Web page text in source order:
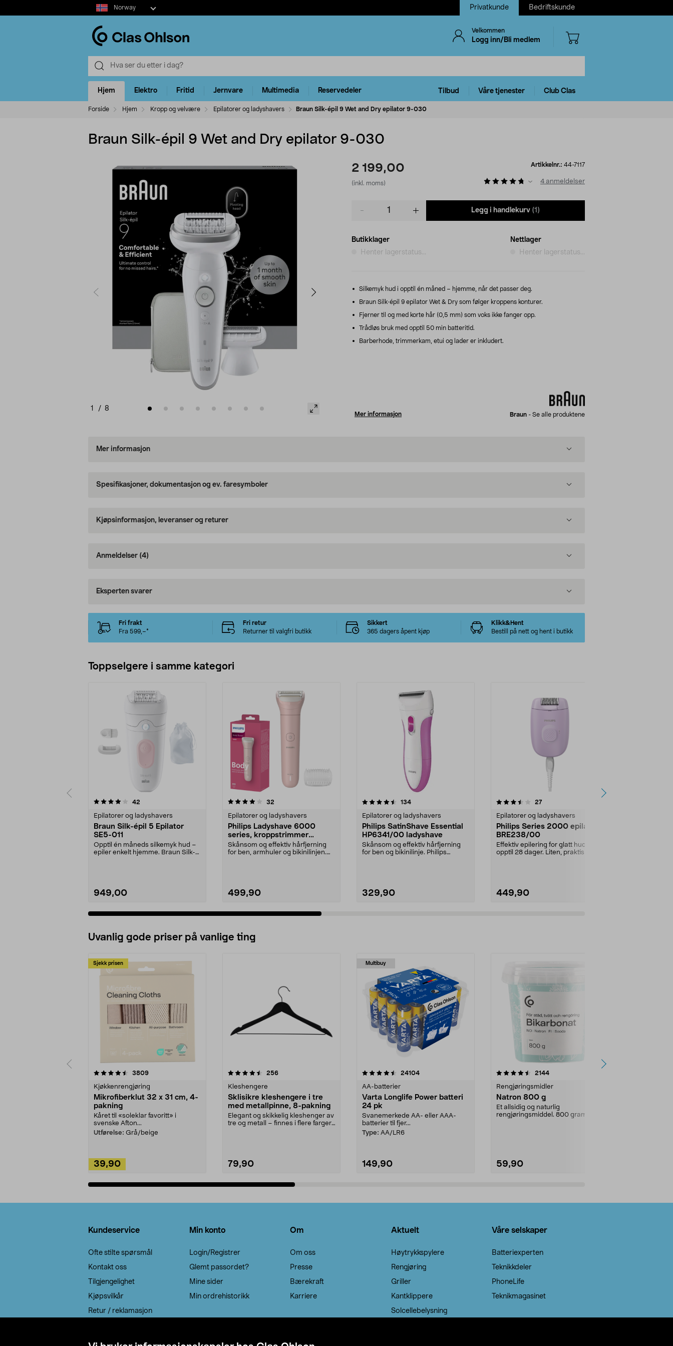
Select
market
Norway Privatkunde Bedriftskunde
Velkommen
Logg inn/Bli medlem
Hjem Elektro Fritid Jernvare Multimedia Reservedeler Tilbud Våre tjenester Club Clas
Forside Hjem Kropp og velvære Epilatorer og ladyshavers Braun Silk-épil 9 Wet and Dry epilator 9-030
Braun Silk-épil 9 Wet and Dry epilator 9-030
1 / 8
2 199,00
(inkl. moms)
Artikkelnr.: 44-7117
4 anmeldelser
Legg i handlekurv (1)
Butikklager
Henter lagerstatus...
Nettlager
Henter lagerstatus...
Silkemyk hud i opptil én måned – hjemme, når det passer deg.
Braun Silk·épil 9 epilator Wet & Dry som følger kroppens konturer.
Fjerner til og med korte hår (0,5 mm) som voks ikke fanger opp.
Trådløs bruk med opptil 50 min batteritid.
Barberhode, trimmerkam, etui og lader er inkludert.
Mer informasjon Braun - Se alle produktene
Mer informasjon
Spesifikasjoner, dokumentasjon og ev. faresymboler
Kjøpsinformasjon, leveranser og returer
Anmeldelser (4)
Eksperten svarer
Fri frakt
Fra 599,–*
Fri retur
Returner til valgfri butikk
Sikkert
365 dagers åpent kjøp
Klikk&Hent
Bestill på nett og hent i butikk
Toppselgere i samme kategori
42
Epilatorer og ladyshavers
Braun Silk-épil 5 Epilator
SE5-011
Opptil én måneds silkemyk hud –
epiler enkelt hjemme. Braun Silk-
949,00
4.0 av 5 stjerner 32
Epilatorer og ladyshavers
Philips Ladyshave 6000
series, kroppstrimmer
BRL128/00
Skånsom og effektiv hårfjerning
for ben, armhuler og bikinilinjen.
499,90
4.5 av 5 stjerner 134anmeldelser
Epilatorer og ladyshavers
Philips SatinShave Essential
HP6341/00 ladyshave
Skånsom og effektiv hårfjerning
for ben og bikinilinje. Philips
329,90
3.5 av 5 stjerner 27anmeldelser
Epilatorer og ladyshavers
Philips Series 2000 epilator
BRE238/00
Effektiv epilering for glatt hud i
opptil 28 dager. Liten, praktisk
449,90
4.0 av 5 stjerner
Uvanlig gode priser på vanlige ting
Sjekk prisen
3809anmeldelser
Kjøkkenrengjøring
Mikrofiberklut 32 x 31 cm, 4-
pakning
Kåret til «soleklar favoritt» i
svenske Afton...
Utførelse: Grå/beige
39,90
4.5av 5 stjerner 256anmeldelser
Kleshengere
Sklisikre kleshengere i tre
med metallpinne, 8-pakning
Elegant og skikkelig kleshenger av
tre og metall – finnes i flere farger.
79,90
Multibuy
4.5av 5 stjerner 24104anmeldelser
AA-batterier
Varta Longlife Power batteri
24 pk
Svanemerkede AA- eller AAA-
batterier til fjer...
Type: AA/LR6
149,90
4.5av 5 stjerner 2144anmeldelser
Rengjøringsmidler
Natron 800 g
Et allsidig og naturlig
rengjøringsmiddel. 800 gram
59,90
4.0av 5 stjerner
Kundeservice
Ofte stilte spørsmål
Kontakt oss
Tilgjengelighet
Kjøpsvilkår
Retur / reklamasjon
Min konto
Login/Registrer
Glemt passordet?
Mine sider
Min ordrehistorikk
Om
Om oss
Presse
Bærekraft
Karriere
Aktuelt
Høytrykkspylere
Rengjøring
Griller
Kantklippere
Solcellebelysning
Våre selskaper
Batteriexperten
Teknikkdeler
PhoneLife
Teknikmagasinet